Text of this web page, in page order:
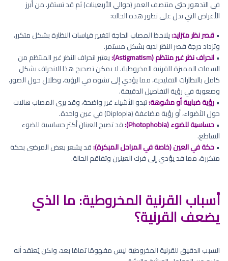
في التدهور حتى منتصف العمر (حوالي الأربعينات) ثم قد تستقر. من أبرز
الأعراض التي تدل على تطور هذه الحالة:
•قصر نظر متزايد:يلاحظ المصاب الحاجة لتغيير قياسات النظارة بشكل متكرر،
وتزداد درجة قصر النظر لديه بشكل مستمر.
•انحراف نظر غير منتظم (Astigmatism):
يعتبر انحراف النظر غير المنتظم من
السمات المميزة للقرنية المخروطية. لا يمكن تصحيح هذا الانحراف بشكل
كامل بالنظارات التقليدية، مما يؤدي إلى تشوه في الرؤية، وظلال حول الصور،
وصعوبة في رؤية التفاصيل الدقيقة.
•رؤية ضبابية أو مشوهة:تبدو الأشياء غير واضحة، وقد يرى المصاب هالات
حول الأضواء، أو رؤية مضاعفة (Diplopia) في عين واحدة.
•حساسية للضوء (Photophobia):
قد تصبح العينان أكثر حساسية للضوء
الساطع.
•حكة في العين (خاصة في المراحل المبكرة):قد يشعر بعض المرضى بحكة
متكررة، مما قد يؤدي إلى فرك العينين وتفاقم الحالة.
أسباب القرنية المخروطية: ما الذي
يضعف القرنية؟
السبب الدقيق للقرنية المخروطية ليس مفهومًا تمامًا بعد، ولكن يُعتقد أنه